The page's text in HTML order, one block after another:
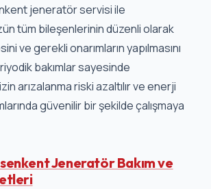
jeneratör servisi ile
tüm bileşenlerinin düzenli olarak
ve gerekli onarımların yapılmasını
bakımlar sayesinde
arızalanma riski azaltılır ve enerji
güvenilir bir şekilde çalışmaya
Jeneratör Bakım ve